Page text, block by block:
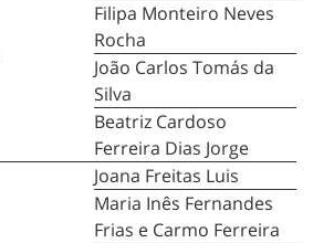
Filipa Monteiro Neves
Rocha
João Carlos Tomás da
Silva
Beatriz Cardoso
Ferreira Dias Jorge
Joana Freitas Luis
Maria Inês Fernandes
Frias e Carmo Ferreira